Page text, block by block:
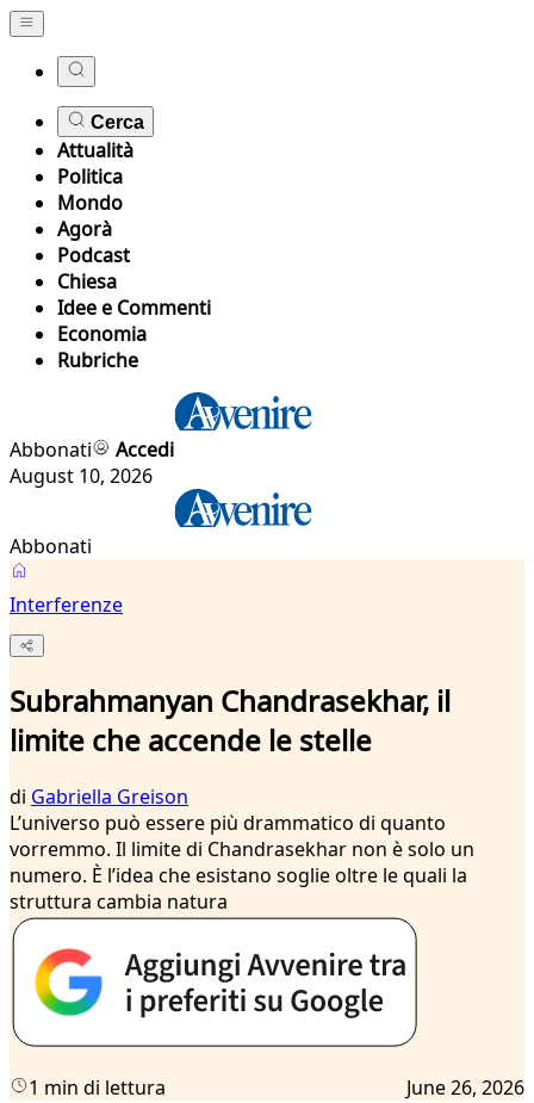
Cerca
Attualità
Politica
Mondo
Agorà
Podcast
Chiesa
Idee e Commenti
Economia
Rubriche
Abbonati
Accedi
August 10, 2026
Abbonati
Interferenze
Subrahmanyan Chandrasekhar, il
limite che accende le stelle
di Gabriella Greison
L’universo può essere più drammatico di quanto
vorremmo. Il limite di Chandrasekhar non è solo un
numero. È l’idea che esistano soglie oltre le quali la
struttura cambia natura
1 min di lettura June 26, 2026